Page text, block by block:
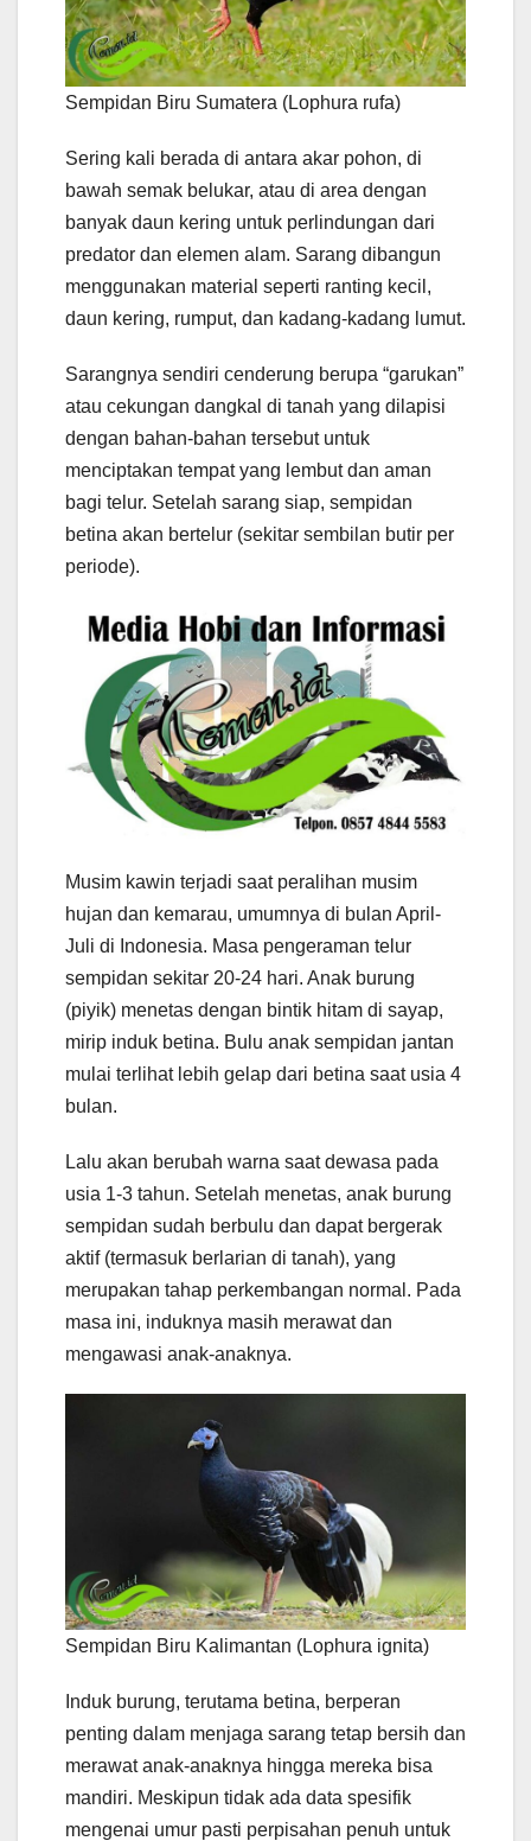
Sempidan Biru Sumatera (Lophura rufa)
Sering kali berada di antara akar pohon, di
bawah semak belukar, atau di area dengan
banyak daun kering untuk perlindungan dari
predator dan elemen alam. Sarang dibangun
menggunakan material seperti ranting kecil,
daun kering, rumput, dan kadang-kadang lumut.
Sarangnya sendiri cenderung berupa “garukan”
atau cekungan dangkal di tanah yang dilapisi
dengan bahan-bahan tersebut untuk
menciptakan tempat yang lembut dan aman
bagi telur. Setelah sarang siap, sempidan
betina akan bertelur (sekitar sembilan butir per
periode).
Musim kawin terjadi saat peralihan musim
hujan dan kemarau, umumnya di bulan April-
Juli di Indonesia. Masa pengeraman telur
sempidan sekitar 20-24 hari. Anak burung
(piyik) menetas dengan bintik hitam di sayap,
mirip induk betina. Bulu anak sempidan jantan
mulai terlihat lebih gelap dari betina saat usia 4
bulan.
Lalu akan berubah warna saat dewasa pada
usia 1-3 tahun. Setelah menetas, anak burung
sempidan sudah berbulu dan dapat bergerak
aktif (termasuk berlarian di tanah), yang
merupakan tahap perkembangan normal. Pada
masa ini, induknya masih merawat dan
mengawasi anak-anaknya.
Sempidan Biru Kalimantan (Lophura ignita)
Induk burung, terutama betina, berperan
penting dalam menjaga sarang tetap bersih dan
merawat anak-anaknya hingga mereka bisa
mandiri. Meskipun tidak ada data spesifik
mengenai umur pasti perpisahan penuh untuk